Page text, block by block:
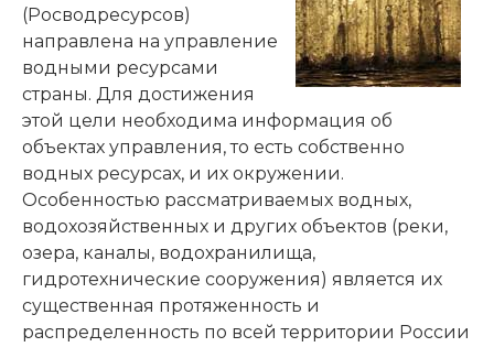
(Росводресурсов)
направлена на управление
водными ресурсами
страны. Для достижения
этой цели необходима информация об
объектах управления, то есть собственно
водных ресурсах, и их окружении.
Особенностью рассматриваемых водных,
водохозяйственных и других объектов (реки,
озера, каналы, водохранилища,
гидротехнические сооружения) является их
существенная протяженность и
распределенность по всей территории России